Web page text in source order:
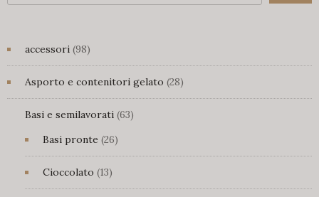
accessori 9898
prodotti
Asporto e contenitori gelato 2828
prodotti
Basi e semilavorati 6363
Basi pronte 2626
prodotti
Cioccolato 1313
prodotti